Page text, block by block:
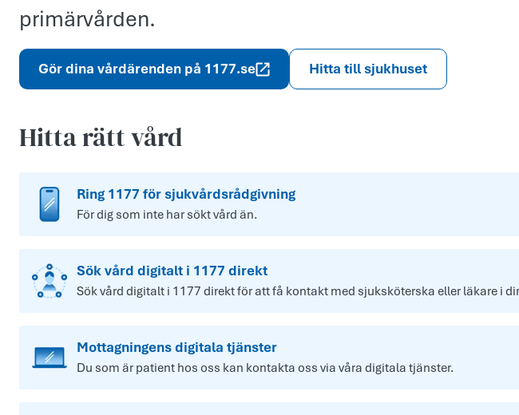
primärvården.
Gör dina vårdärenden på 1177.se Hitta till sjukhuset
Hitta rätt vård
Ring 1177 för sjukvårdsrådgivning
För dig som inte har sökt vård än.
Sök vård digitalt i 1177 direkt
Sök vård digitalt i 1177 direkt för att få kontakt med sjuksköterska eller läkare i
Mottagningens digitala tjänster
Du som är patient hos oss kan kontakta oss via våra digitala tjänster.